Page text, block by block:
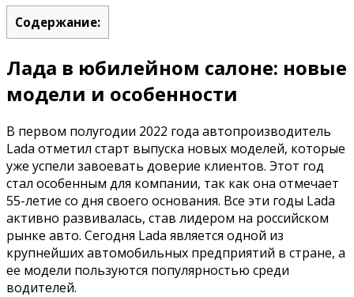
Содержание:
Лада в юбилейном салоне: новые
модели и особенности
В первом полугодии 2022 года автопроизводитель
Lada отметил старт выпуска новых моделей, которые
уже успели завоевать доверие клиентов. Этот год
стал особенным для компании, так как она отмечает
55-летие со дня своего основания. Все эти годы Lada
активно развивалась, став лидером на российском
рынке авто. Сегодня Lada является одной из
крупнейших автомобильных предприятий в стране, а
ее модели пользуются популярностью среди
водителей.